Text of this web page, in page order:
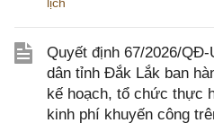
Quyết định 67/2026/
dân tỉnh Đắk Lắk ban
kế hoạch, tổ chức thực
kinh phí khuyến công